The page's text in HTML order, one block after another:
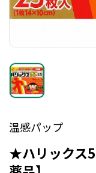
温感パップ
★ハリックス